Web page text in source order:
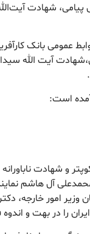
پیامی، شهادت
عمومی بانک
آیت الله
آمده است:
و شهادت
آل هاشم
امور خارجه،
را در بهت و اندوه